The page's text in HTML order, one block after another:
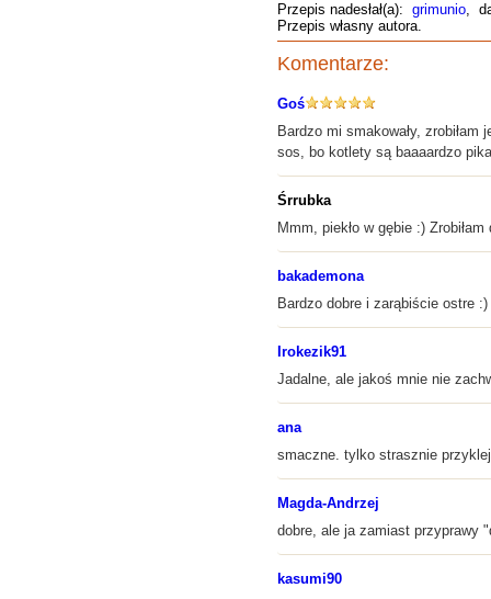
Przepis nadesłał(a): grimunio,
Przepis własny autora.
Komentarze:
Goś
Bardzo mi smakowały,
sos, bo kotlety są baaaardzo
Śrrubka
Mmm, piekło w gębie :)
bakademona
Bardzo dobre i zarąbiście ostre
Irokezik91
Jadalne, ale jakoś mnie nie
ana
smaczne. tylko strasznie
Magda-Andrzej
dobre, ale ja zamiast przyprawy
kasumi90